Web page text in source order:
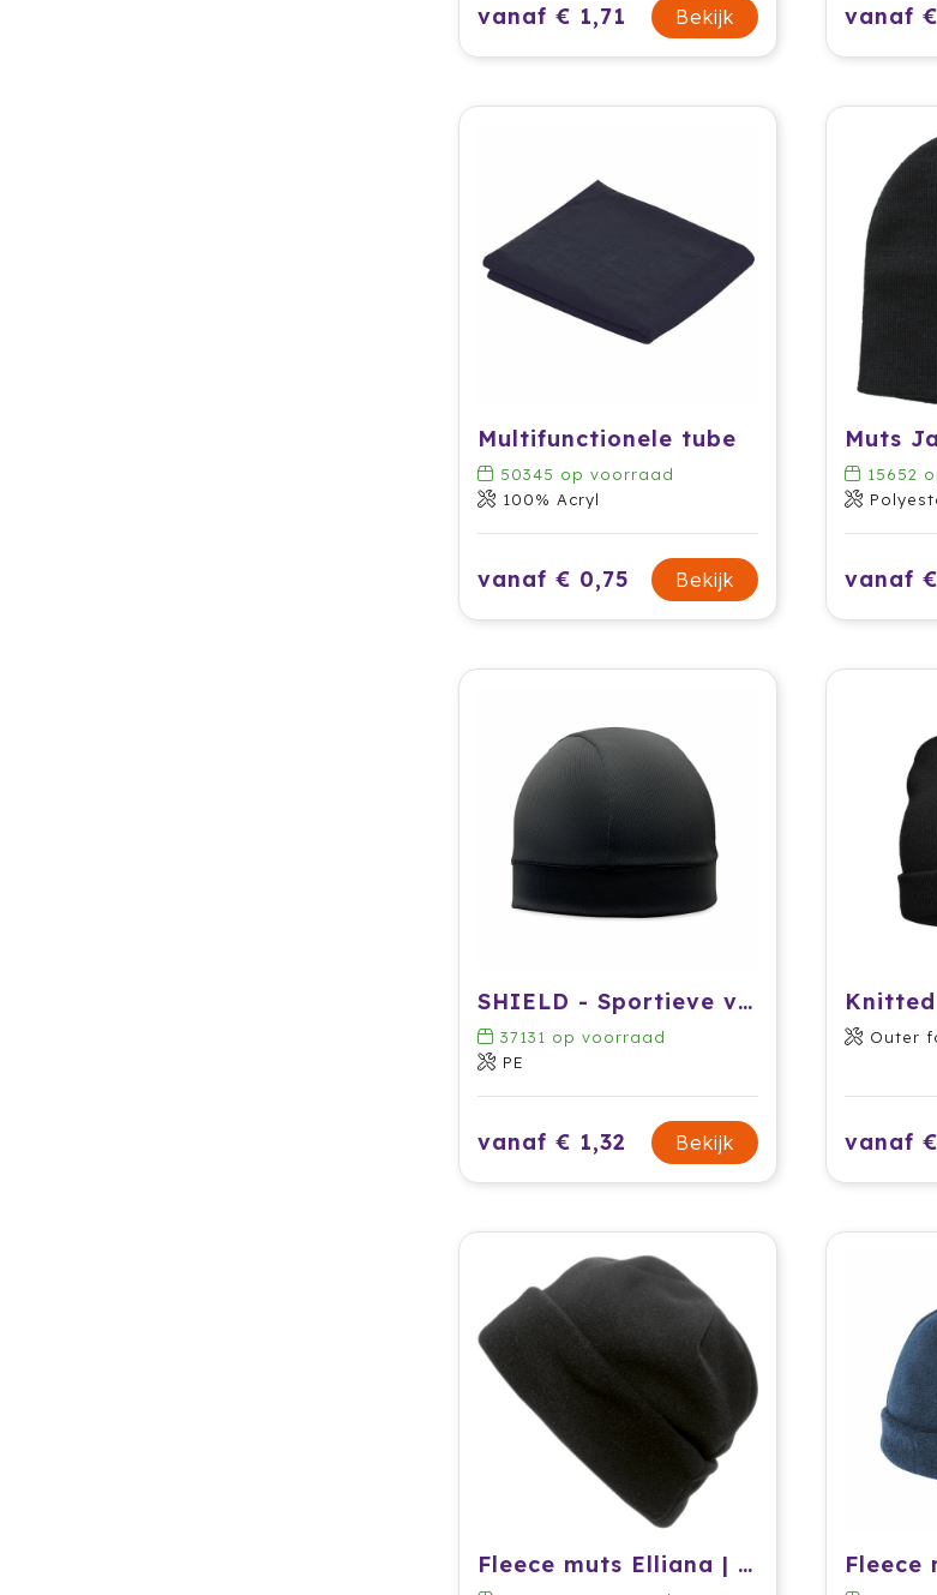
vanaf € 1,71 Bekijk vanaf
Multifunctionele tube
50345 op voorraad
100% Acryl
vanaf € 0,75 Bekijk
15652
vanaf
SHIELD - Sportieve verkoelende muts
37131 op voorraad
PE
vanaf € 1,32 Bekijk
Outer
vanaf
Fleece muts Elliana | 200 g/m² Fleece